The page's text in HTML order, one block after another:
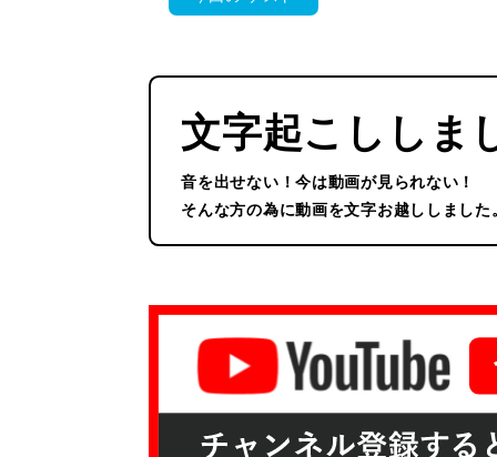
文字起こししま
音を出せない！今は動画が見られない！
そんな方の為に動画を文字お越ししまし